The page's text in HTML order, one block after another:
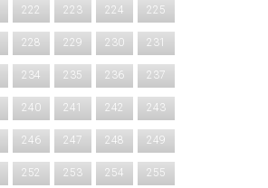
222 223 224 225
228 229 230 231
234 235 236 237
240 241 242 243
246 247 248 249
252 253 254 255